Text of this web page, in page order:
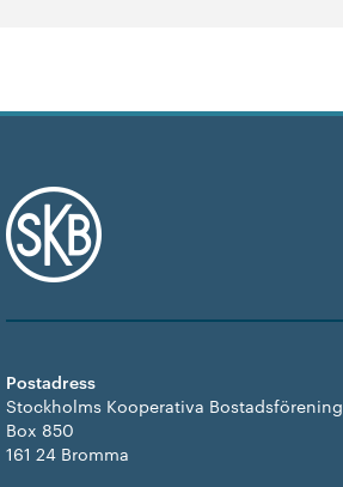
Sök ledigt
Våra bostäder
Vår boendeform
Jobba hos oss
Postadress
Stockholms Kooperativa Bostadsförening
Box 850
161 24 Bromma